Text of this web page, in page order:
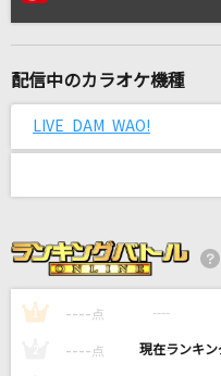
この空がトリガー
[生音]チョット
おジャ魔女カーニバル!!
MAHO堂
配信中のカラオケ機種
LIVE DAM WAO!
1 ---- 点 ----
---- 点 ----